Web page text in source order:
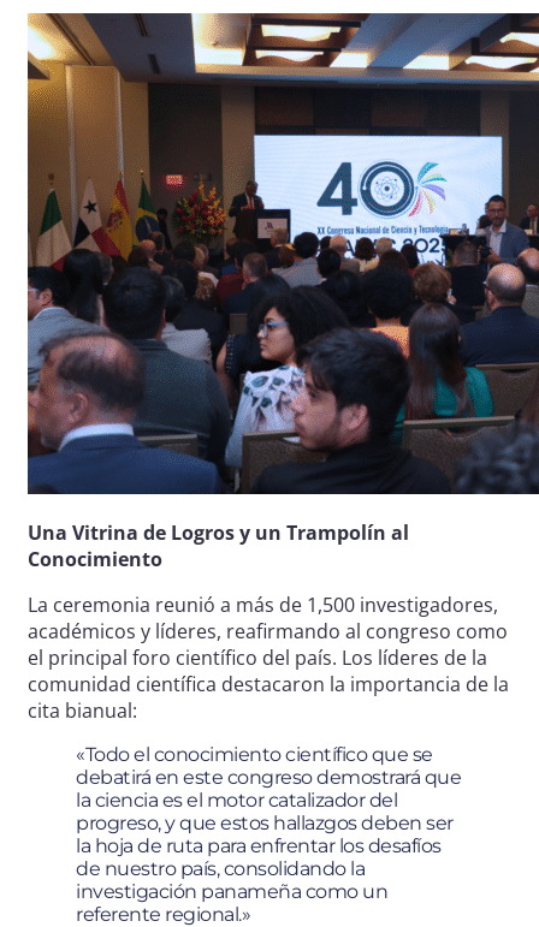
Una Vitrina de Logros y un Trampolín al
Conocimiento
La ceremonia reunió a más de 1,500 investigadores,
académicos y líderes, reafirmando al congreso como
el principal foro científico del país. Los líderes de la
comunidad científica destacaron la importancia de la
cita bianual:
«Todo el conocimiento científico que se
debatirá en este congreso demostrará que
la ciencia es el motor catalizador del
progreso, y que estos hallazgos deben ser
la hoja de ruta para enfrentar los desafíos
de nuestro país, consolidando la
investigación panameña como un
referente regional.»